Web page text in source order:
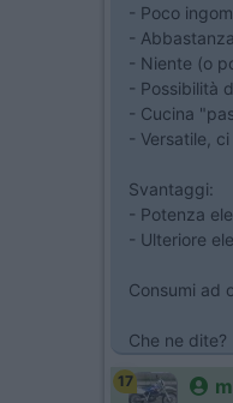
- Poco
-
- Niente (o
- Possibilità
- Cucina
- Versatile,
Svantaggi:
- Potenza
- Ulteriore
Consumi ad
Che ne dite?
17